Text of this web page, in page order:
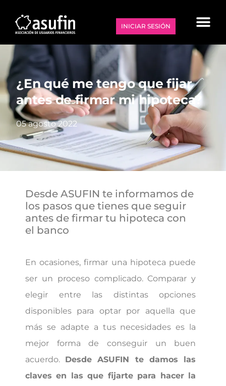
INICIAR SESIÓN
¿En qué me tengo que fijar
antes de firmar mi hipoteca?
05 agosto 2022
Desde ASUFIN te informamos de
los pasos que tienes que seguir
antes de firmar tu hipoteca con
el banco
En ocasiones, firmar una hipoteca puede
ser un proceso complicado. Comparar y
elegir entre las distintas opciones
disponibles para optar por aquella que
más se adapte a tus necesidades es la
mejor forma de conseguir un buen
acuerdo. Desde ASUFIN te damos las
claves en las que fijarte para hacer la